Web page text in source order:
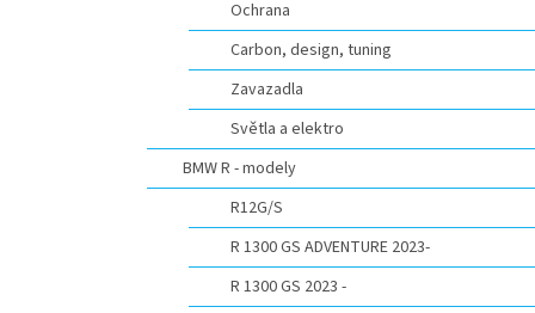
Ochrana
Carbon, design, tuning
Zavazadla
Světla a elektro
BMW R - modely
R12G/S
R 1300 GS ADVENTURE 2023-
R 1300 GS 2023 -